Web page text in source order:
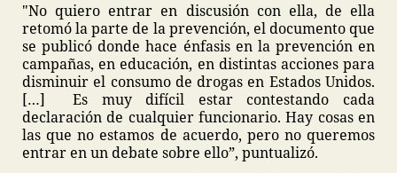
"No quiero entrar en discusión con ella, de ella
retomó la parte de la prevención, el documento que
se publicó donde hace énfasis en la prevención en
campañas, en educación, en distintas acciones para
disminuir el consumo de drogas en Estados Unidos.
[…] Es muy difícil estar contestando cada
declaración de cualquier funcionario. Hay cosas en
las que no estamos de acuerdo, pero no queremos
entrar en un debate sobre ello”, puntualizó.